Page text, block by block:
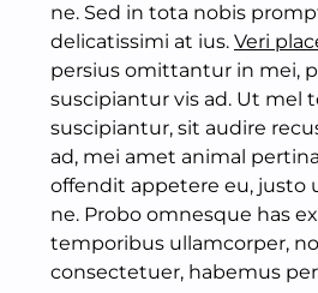
ne. Sed in tota nobis
delicatissimi at ius. Veri
persius omittantur in mei,
suscipiantur vis ad. Ut mel
suscipiantur, sit audire
ad, mei amet animal
offendit appetere eu, justo
ne. Probo omnesque has
temporibus ullamcorper,
consectetuer, habemus